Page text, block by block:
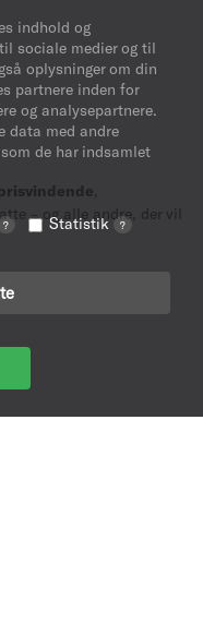
indhold og
sociale medier og til
oplysninger om din
partnere inden for
og analysepartnere.
data med andre
de har indsamlet
? Statistik ?
– og alle andre, der vil